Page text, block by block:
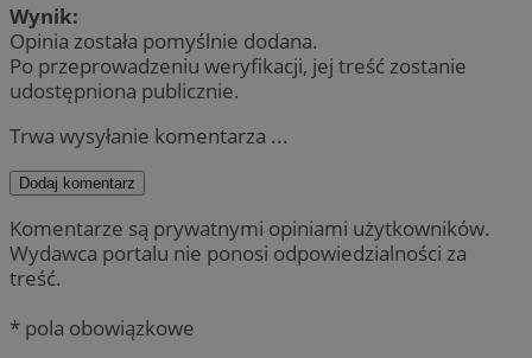
Wynik:
Opinia została pomyślnie dodana.
Po przeprowadzeniu weryfikacji, jej treść zostanie
udostępniona publicznie.
Trwa wysyłanie komentarza ...
Dodaj komentarz
Komentarze są prywatnymi opiniami użytkowników.
Wydawca portalu nie ponosi odpowiedzialności za
treść.
* pola obowiązkowe